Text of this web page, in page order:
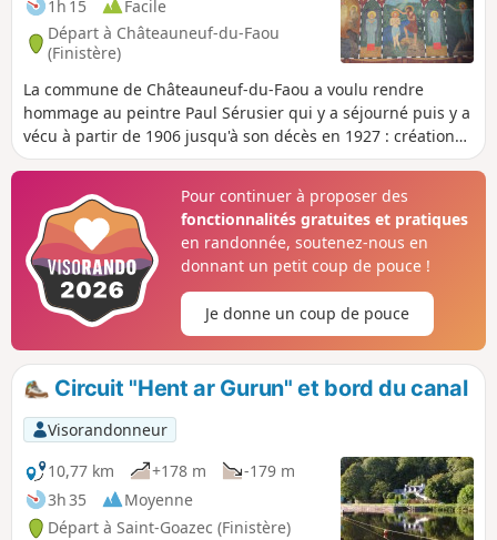
1h 15
Facile
Départ à Châteauneuf-du-Faou
(Finistère)
La commune de Châteauneuf-du-Faou a voulu rendre
hommage au peintre Paul Sérusier qui y a séjourné puis y a
vécu à partir de 1906 jusqu'à son décès en 1927 : création
d'un musée dont l'inauguration a eu lieu en juin 2025 et
informatifs passant par des lieux, source de son
inspiration.Un passage au bord de l'Aulne et dans les bois
complété ce parcours.
Pour continuer à proposer des
fonctionnalités gratuites et pratiques
en randonnée, soutenez-nous en
donnant un petit coup de pouce !
Je donne un coup de pouce
Circuit "Hent ar Gurun" et bord du canal
Visorandonneur
10,77 km
+178 m
-179 m
3h 35
Moyenne
Départ à Saint-Goazec (Finistère)